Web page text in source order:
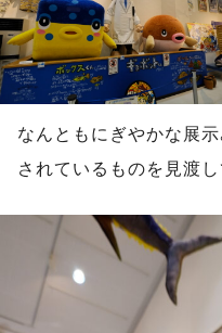
なんともにぎやかな展
されているものを見渡し